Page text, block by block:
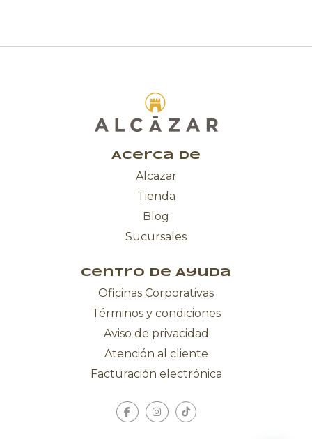
Acerca de
Alcazar
Tienda
Blog
Sucursales
Centro de Ayuda
Oficinas Corporativas
Términos y condiciones
Aviso de privacidad
Atención al cliente
Facturación electrónica